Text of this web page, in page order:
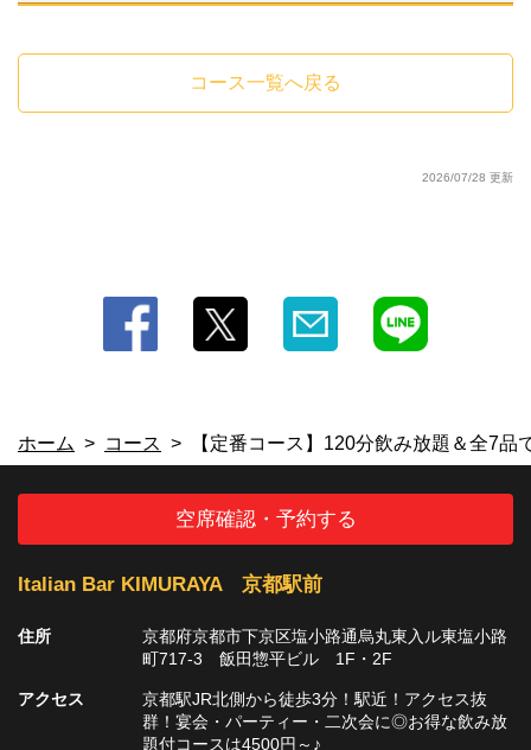
コース一覧へ戻る
2026/07/28 更新
ホーム コース 【定番コース】120分飲み放題＆全7品
空席確認・予約する
Italian Bar KIMURAYA 京都駅前
住所
京都府京都市下京区塩小路通烏丸東入ル東塩小路
町717-3 飯田惣平ビル 1F・2F
アクセス
京都駅JR北側から徒歩3分！駅近！アクセス抜
群！宴会・パーティー・二次会に◎お得な飲み放
題付コースは4500円～♪